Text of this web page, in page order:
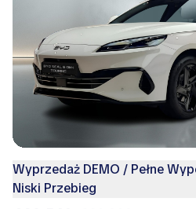
Wyprzedaż DEMO / Pełne
Niski Przebieg